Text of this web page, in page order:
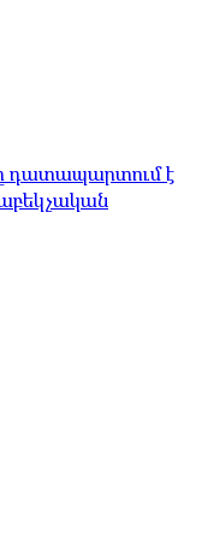
դատապարտում է